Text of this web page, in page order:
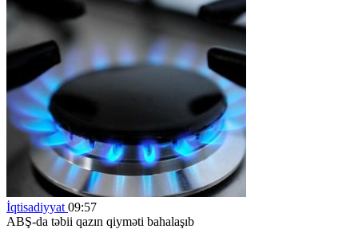
İqtisadiyyat 09:57
ABŞ-da təbii qazın qiyməti bahalaşıb